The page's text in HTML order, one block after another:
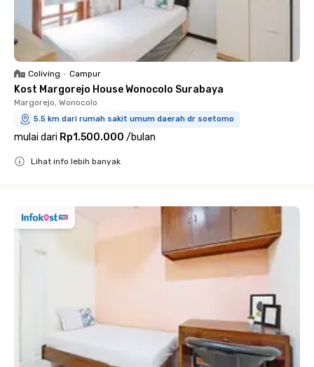
Coliving • Campur
Kost Margorejo House Wonocolo Surabaya
Margorejo, Wonocolo
5.5 km dari rumah sakit umum daerah dr soetomo
mulai dari Rp1.500.000 /bulan
Lihat info lebih banyak